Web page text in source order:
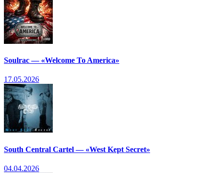
Soulrac — «Welcome To America»
17.05.2026
South Central Cartel — «West Kept Secret»
04.04.2026